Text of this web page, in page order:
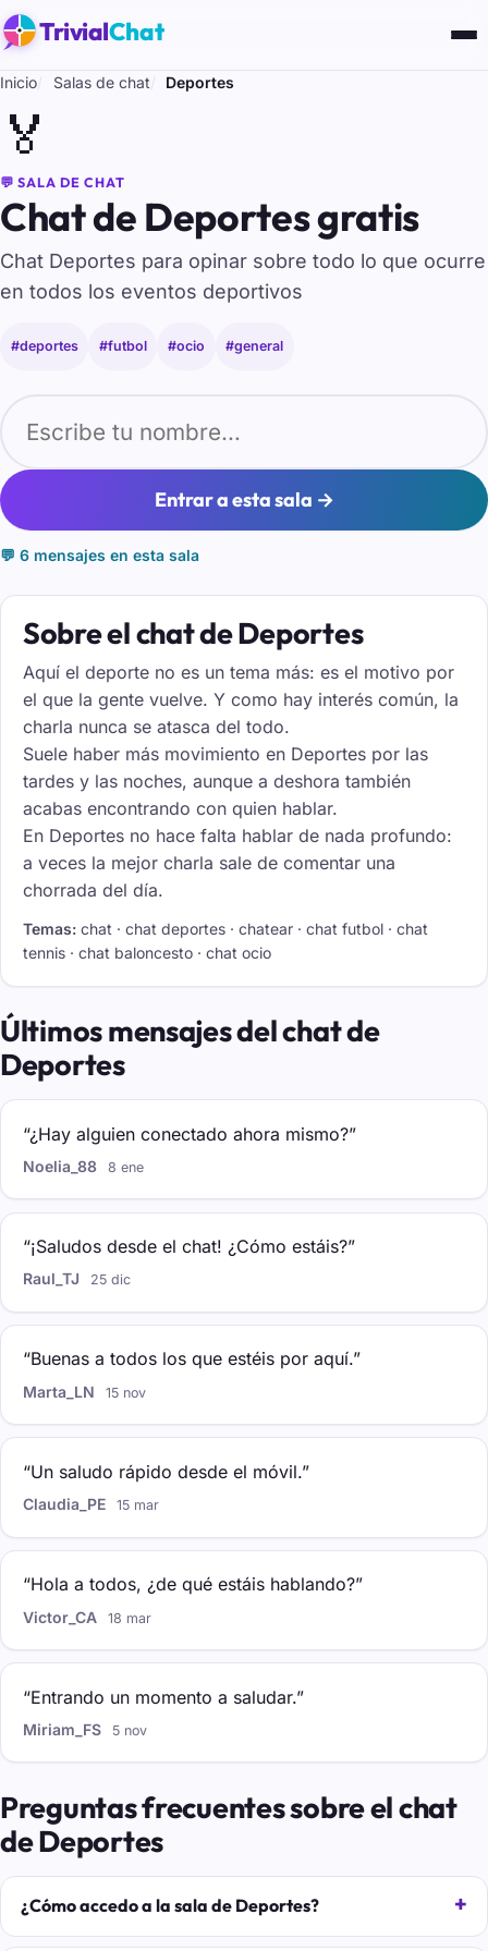
TrivialChat
Inicio Salas de chat Deportes
🏅
💬 SALA DE CHAT
Chat de Deportes gratis
Chat Deportes para opinar sobre todo lo que ocurre
en todos los eventos deportivos
#deportes #futbol #ocio #general
Entrar a esta sala →
💬 6 mensajes en esta sala
Sobre el chat de Deportes
Aquí el deporte no es un tema más: es el motivo por
el que la gente vuelve. Y como hay interés común, la
charla nunca se atasca del todo.
Suele haber más movimiento en Deportes por las
tardes y las noches, aunque a deshora también
acabas encontrando con quien hablar.
En Deportes no hace falta hablar de nada profundo:
a veces la mejor charla sale de comentar una
chorrada del día.
Temas: chat · chat deportes · chatear · chat futbol · chat
tennis · chat baloncesto · chat ocio
Últimos mensajes del chat de
Deportes
“¿Hay alguien conectado ahora mismo?”
Noelia_88 8 ene
“¡Saludos desde el chat! ¿Cómo estáis?”
Raul_TJ 25 dic
“Buenas a todos los que estéis por aquí.”
Marta_LN 15 nov
“Un saludo rápido desde el móvil.”
Claudia_PE 15 mar
“Hola a todos, ¿de qué estáis hablando?”
Victor_CA 18 mar
“Entrando un momento a saludar.”
Miriam_FS 5 nov
Preguntas frecuentes sobre el chat
de Deportes
¿Cómo accedo a la sala de Deportes?